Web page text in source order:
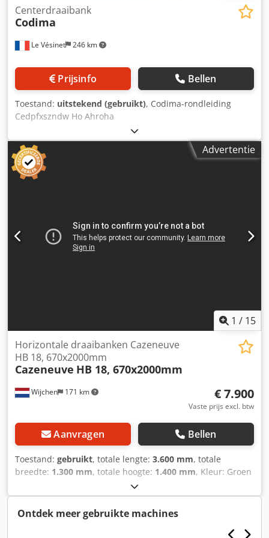
Le Vésinet 246 km
Centerdraaibank
Codima
Prijsinfo Bellen
Toestand: uitstekend (gebruikt), Codima-rondleiding
Cedpfxszndw Ho Ahroha
Advertentie
1 / 15
Wijchen 171 km
Horizontale draaibanken Cazeneuve
HB 18, 670x2000mm
Cazeneuve HB 18, 670x2000mm
€ 7.900
Vaste prijs excl. btw
Aanvragen Bellen
Toestand: gebruikt, totale lengte: 3.600 mm, totale
breedte: 1.300 mm, totale hoogte: 1.400 mm, Kleur: Groen
Ledig gewicht: 3.500 kg Chsdpfx Ahszhwbxerea -
Documentatie aanwezig: Nee - CE certificaat aanwezig: Nee
- Aansturing: Conventioneel - Centerhoogte [mm]: 335 -
Draaidiameter bed [mm]: 670 - Draaidiameter slede [mm]:
670 - Centerafstand [mm]: 2000 - Bedbreedte [mm]: 510 -
Ontdek meer gebruikte machines